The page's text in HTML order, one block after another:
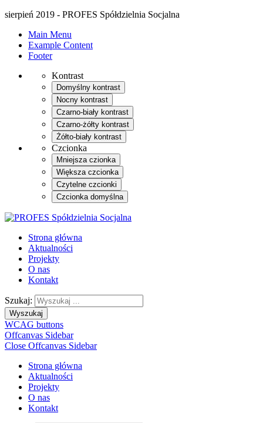
sierpień 2019 - PROFES Spółdzielnia Socjalna
Main Menu
Example Content
Footer
Kontrast
Domyślny kontrast
Nocny kontrast
Czarno-biały kontrast
Czarno-żółty kontrast
Żółto-biały kontrast
Czcionka
Mniejsza czionka
Większa czcionka
Czytelne czcionki
Czcionka domyślna
Strona główna
Aktualności
Projekty
O nas
Kontakt
Szukaj:
Wyszukaj
WCAG buttons
Offcanvas Sidebar
Close Offcanvas Sidebar
Strona główna
Aktualności
Projekty
O nas
Kontakt